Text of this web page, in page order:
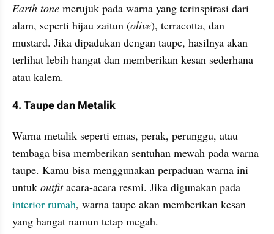
Earth tone merujuk pada warna yang terinspirasi dari
alam, seperti hijau zaitun (olive), terracotta, dan
mustard. Jika dipadukan dengan taupe, hasilnya akan
terlihat lebih hangat dan memberikan kesan sederhana
atau kalem.
4. Taupe dan Metalik
Warna metalik seperti emas, perak, perunggu, atau
tembaga bisa memberikan sentuhan mewah pada warna
taupe. Kamu bisa menggunakan perpaduan warna ini
untuk outfit
interior rumah, warna taupe akan memberikan kesan
yang hangat namun tetap megah.